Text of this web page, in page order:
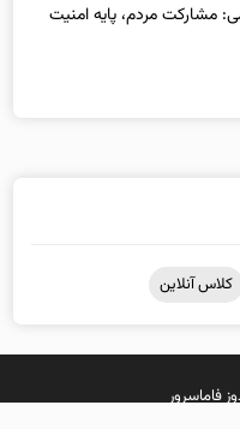
مشارکت مردم، پایه امنیت
کلاس آنلاین
فاماسرور